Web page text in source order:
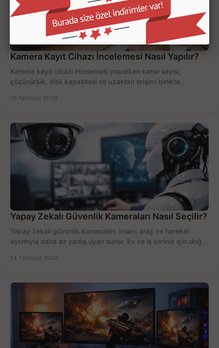
Kamera Kayıt Cihazı İncelemesi Nasıl Yapılır?
Kamera kayıt cihazı incelemesi yaparken kanal sayısı,
çözünürlük, disk kapasitesi ve uzaktan erişimi birlikte
16 Temmuz 2026
Yapay Zekalı Güvenlik Kameraları Nasıl Seçilir?
Yapay zekalı güvenlik kameraları; insan, araç ve hareket
ayrımıyla daha az yanlış uyarı sunar. Ev ve iş yeriniz için doğru
14 Temmuz 2026